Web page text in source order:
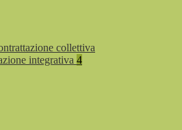
collettiva
integrativa 4